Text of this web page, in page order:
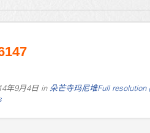
年9月4日in 朵芒寺玛尼堆Full resolution